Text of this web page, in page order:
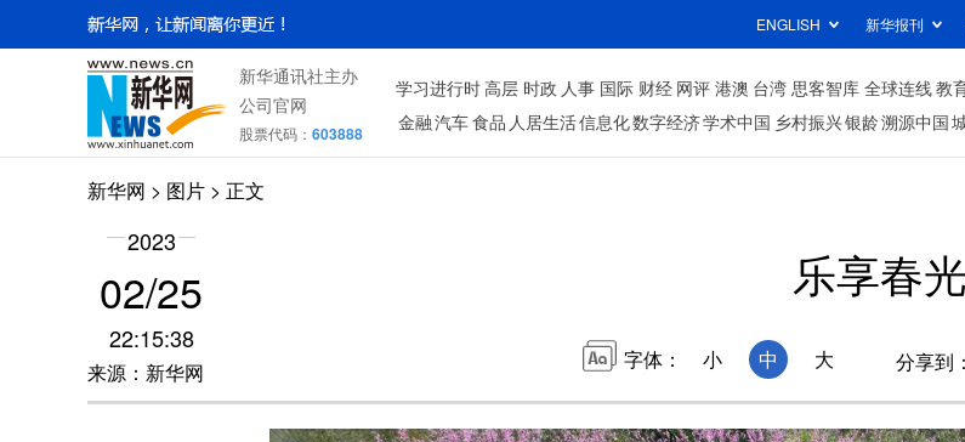
ENGLISH 新华报刊
新华通讯社主办
公司官网
股票代码： 603888
学习进行时高层 时政 人事 国际 财经 网评 港澳 台湾 思客智库 全球连线教
金融汽车食品 人居生活信息化数字经济学术中国 乡村振兴银龄溯源中国
新华网 > 图片 > 正文
2023
02/25
22:15:38
来源：新华网
乐享春光
字体： 小 中 大 分享到：